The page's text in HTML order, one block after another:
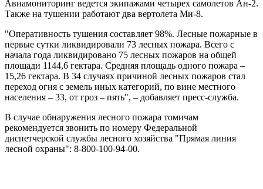
Авиамониторинг ведется экипажами четырех самолетов Ан-2.
Также на тушении работают два вертолета Ми-8.
"Оперативность тушения составляет 98%. Лесные пожарные в
первые сутки ликвидировали 73 лесных пожара. Всего с
начала года ликвидировано 75 лесных пожаров на общей
площади 1144,6 гектара. Средняя площадь одного пожара –
15,26 гектара. В 34 случаях причиной лесных пожаров стал
переход огня с земель иных категорий, по вине местного
населения – 33, от гроз – пять", – добавляет пресс-служба.
В случае обнаружения лесного пожара томичам
рекомендуется звонить по номеру Федеральной
диспетчерской службы лесного хозяйства "Прямая линия
лесной охраны": 8-800-100-94-00.